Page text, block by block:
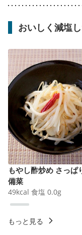
おいしく減塩
もやし酢炒め さっぱ
備菜
49kcal 食塩 0.0g
もっと見る